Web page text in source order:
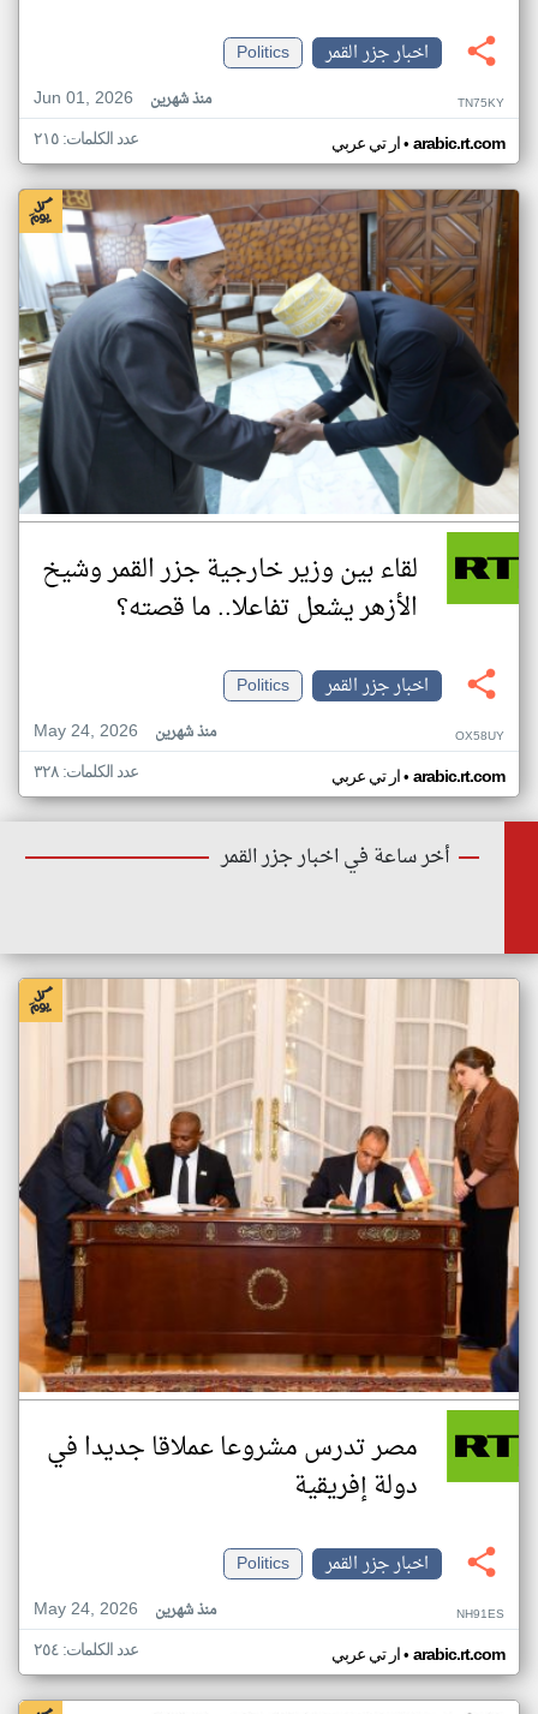
اخبار جزر القمر
Politics
Jun 01, 2026
منذ شهرين TN75KY
ار تي عربي• arabic.rt.com عدد الكلمات: ٢١٥
لقاء بين وزير خارجية جزر القمر وشيخ
الأزهر يشعل تفاعلا.. ما قصته؟
اخبار جزر القمر
Politics
May 24, 2026
منذ شهرين OX58UY
ار تي عربي• arabic.rt.com عدد الكلمات: ٣٢٨
أخر ساعة في اخبار جزر القمر
مصر تدرس مشروعا عملاقا جديدا في
دولة إفريقية
اخبار جزر القمر
Politics
May 24, 2026
منذ شهرين NH91ES
ار تي عربي• arabic.rt.com عدد الكلمات: ٢٥٤